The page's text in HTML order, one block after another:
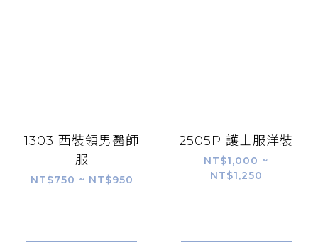
1303 西裝領男醫師
服
NT$750 ~ NT$950
2505P 護士服洋裝
NT$1,000 ~
NT$1,250